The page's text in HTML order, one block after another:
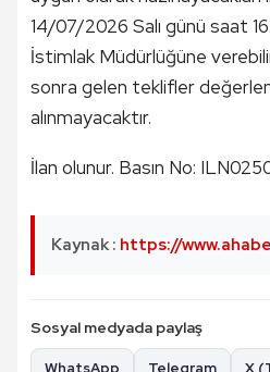
14/07/2026 Salı günü saat
İstimlak Müdürlüğüne
sonra gelen teklifler
alınmayacaktır.
İlan olunur. Basın No:
Kaynak : https://
Sosyal medyada paylaş
WhatsApp Telegram X